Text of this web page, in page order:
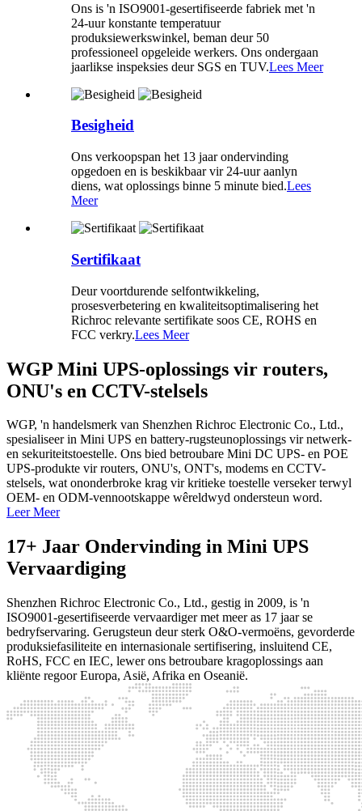
Ons is 'n ISO9001-gesertifiseerde fabriek met 'n
24-uur konstante temperatuur
produksiewerkswinkel, beman deur 50
professioneel opgeleide werkers. Ons ondergaan
jaarlikse inspeksies deur SGS en TUV.Lees Meer
Besigheid
Ons verkoopspan het 13 jaar ondervinding
opgedoen en is beskikbaar vir 24-uur aanlyn
diens, wat oplossings binne 5 minute bied.Lees
Meer
Sertifikaat
Deur voortdurende selfontwikkeling,
prosesverbetering en kwaliteitsoptimalisering het
Richroc relevante sertifikate soos CE, ROHS en
FCC verkry.Lees Meer
WGP Mini UPS-oplossings vir routers,
ONU's en CCTV-stelsels
WGP, 'n handelsmerk van Shenzhen Richroc Electronic Co., Ltd.,
spesialiseer in Mini UPS en battery-rugsteunoplossings vir netwerk-
en sekuriteitstoestelle. Ons bied betroubare Mini DC UPS- en POE
UPS-produkte vir routers, ONU's, ONT's, modems en CCTV-
stelsels, wat ononderbroke krag vir kritieke toestelle verseker terwyl
OEM- en ODM-vennootskappe wêreldwyd ondersteun word.
Leer Meer
17+ Jaar Ondervinding in Mini UPS
Vervaardiging
Shenzhen Richroc Electronic Co., Ltd., gestig in 2009, is 'n
ISO9001-gesertifiseerde vervaardiger met meer as 17 jaar se
bedryfservaring. Gerugsteun deur sterk O&O-vermoëns, gevorderde
produksiefasiliteite en internasionale sertifisering, insluitend CE,
RoHS, FCC en IEC, lewer ons betroubare kragoplossings aan
kliënte regoor Europa, Asië, Afrika en Oseanië.